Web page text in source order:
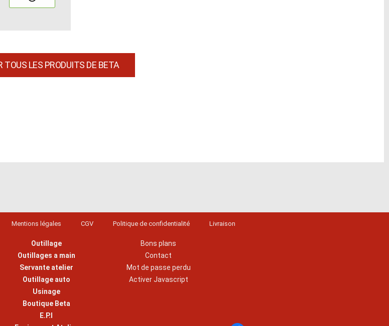
TOUS LES PRODUITS DE BETA
Mentions légales CGV Politique de confidentialité Livraison
Outillage
Outillages a main
Servante atelier
Outillage auto
Usinage
Boutique Beta
E.P.I
Bons plans
Contact
Mot de passe perdu
Activer Javascript